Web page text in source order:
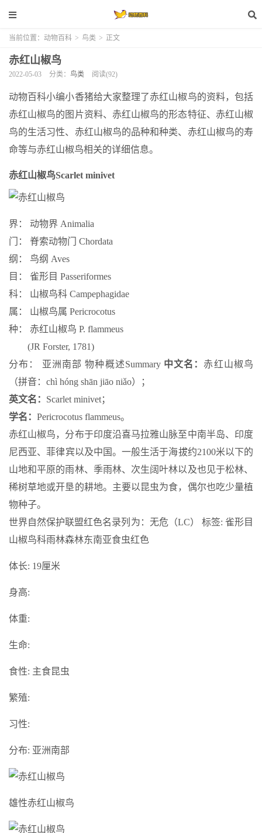
当前位置： 动物百科 > 鸟类 > 正文
赤红山椒鸟
2022-05-03 分类： 鸟类 阅读(92)
动物百科小编小香猪给大家整理了赤红山椒鸟的资料，包括
赤红山椒鸟的图片资料、赤红山椒鸟的形态特征、赤红山椒
鸟的生活习性、赤红山椒鸟的品种和种类、赤红山椒鸟的寿
命等与赤红山椒鸟相关的详细信息。
赤红山椒鸟Scarlet minivet
界： 动物界 Animalia
门： 脊索动物门 Chordata
纲： 鸟纲 Aves
目： 雀形目 Passeriformes
科： 山椒鸟科 Campephagidae
属： 山椒鸟属 Pericrocotus
种： 赤红山椒鸟 P. flammeus
(JR Forster, 1781)
分布： 亚洲南部 物种概述Summary 中文名：赤红山椒鸟
（拼音：chì hóng shān jiāo niǎo）；
英文名： Scarlet minivet；
学名： Pericrocotus flammeus。
赤红山椒鸟，分布于印度沿喜马拉雅山脉至中南半岛、印度
尼西亚、菲律宾以及中国。一般生活于海拔约2100米以下的
山地和平原的雨林、季雨林、次生阔叶林以及也见于松林、
稀树草地或开垦的耕地。主要以昆虫为食，偶尔也吃少量植
物种子。
世界自然保护联盟红色名录列为：无危（LC） 标签: 雀形目
山椒鸟科雨林森林东南亚食虫红色
体长: 19厘米
身高:
体重:
生命:
食性: 主食昆虫
繁殖:
习性:
分布: 亚洲南部
雄性赤红山椒鸟